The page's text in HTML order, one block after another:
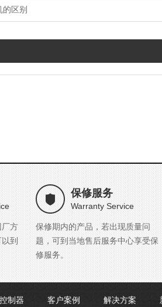
的区别
厂方
以到
保修服务
Warranty Service
保修期内的产品，若出现质量问
题，可到当地售后服务中心享受保
修服务。
控制器 客户案例 解决方案